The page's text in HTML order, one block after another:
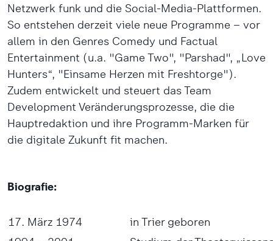
Netzwerk funk und die Social-Media-Plattformen.
So entstehen derzeit viele neue Programme – vor
allem in den Genres Comedy und Factual
Entertainment (u.a. "Game Two", "Parshad", „Love
Hunters“, "Einsame Herzen mit Freshtorge").
Zudem entwickelt und steuert das Team
Development Veränderungsprozesse, die die
Hauptredaktion und ihre Programm-Marken für
die digitale Zukunft fit machen.
Biografie:
17. März 1974
in Trier geboren